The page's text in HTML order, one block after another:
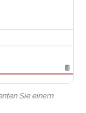
Sie einem